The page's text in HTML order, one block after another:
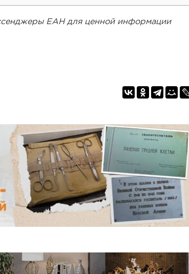
ЕАН для ценной информации